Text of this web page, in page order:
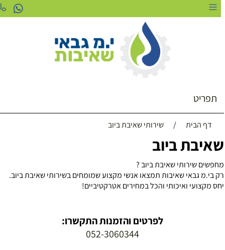
תפריט
דף הבית / שירותי שאיבת ביוב
ביוב
שירותי שאיבת ביוב ?
בי.מ גבאי שאיבות תמצאו אנשי מקצוע שמומחים בשירותי שאיבת ביוב.
מקצועי ואיכותי והכל במחירים אטרקטיביים!
לפרטים והזמנות התקשרו:
052-3060344